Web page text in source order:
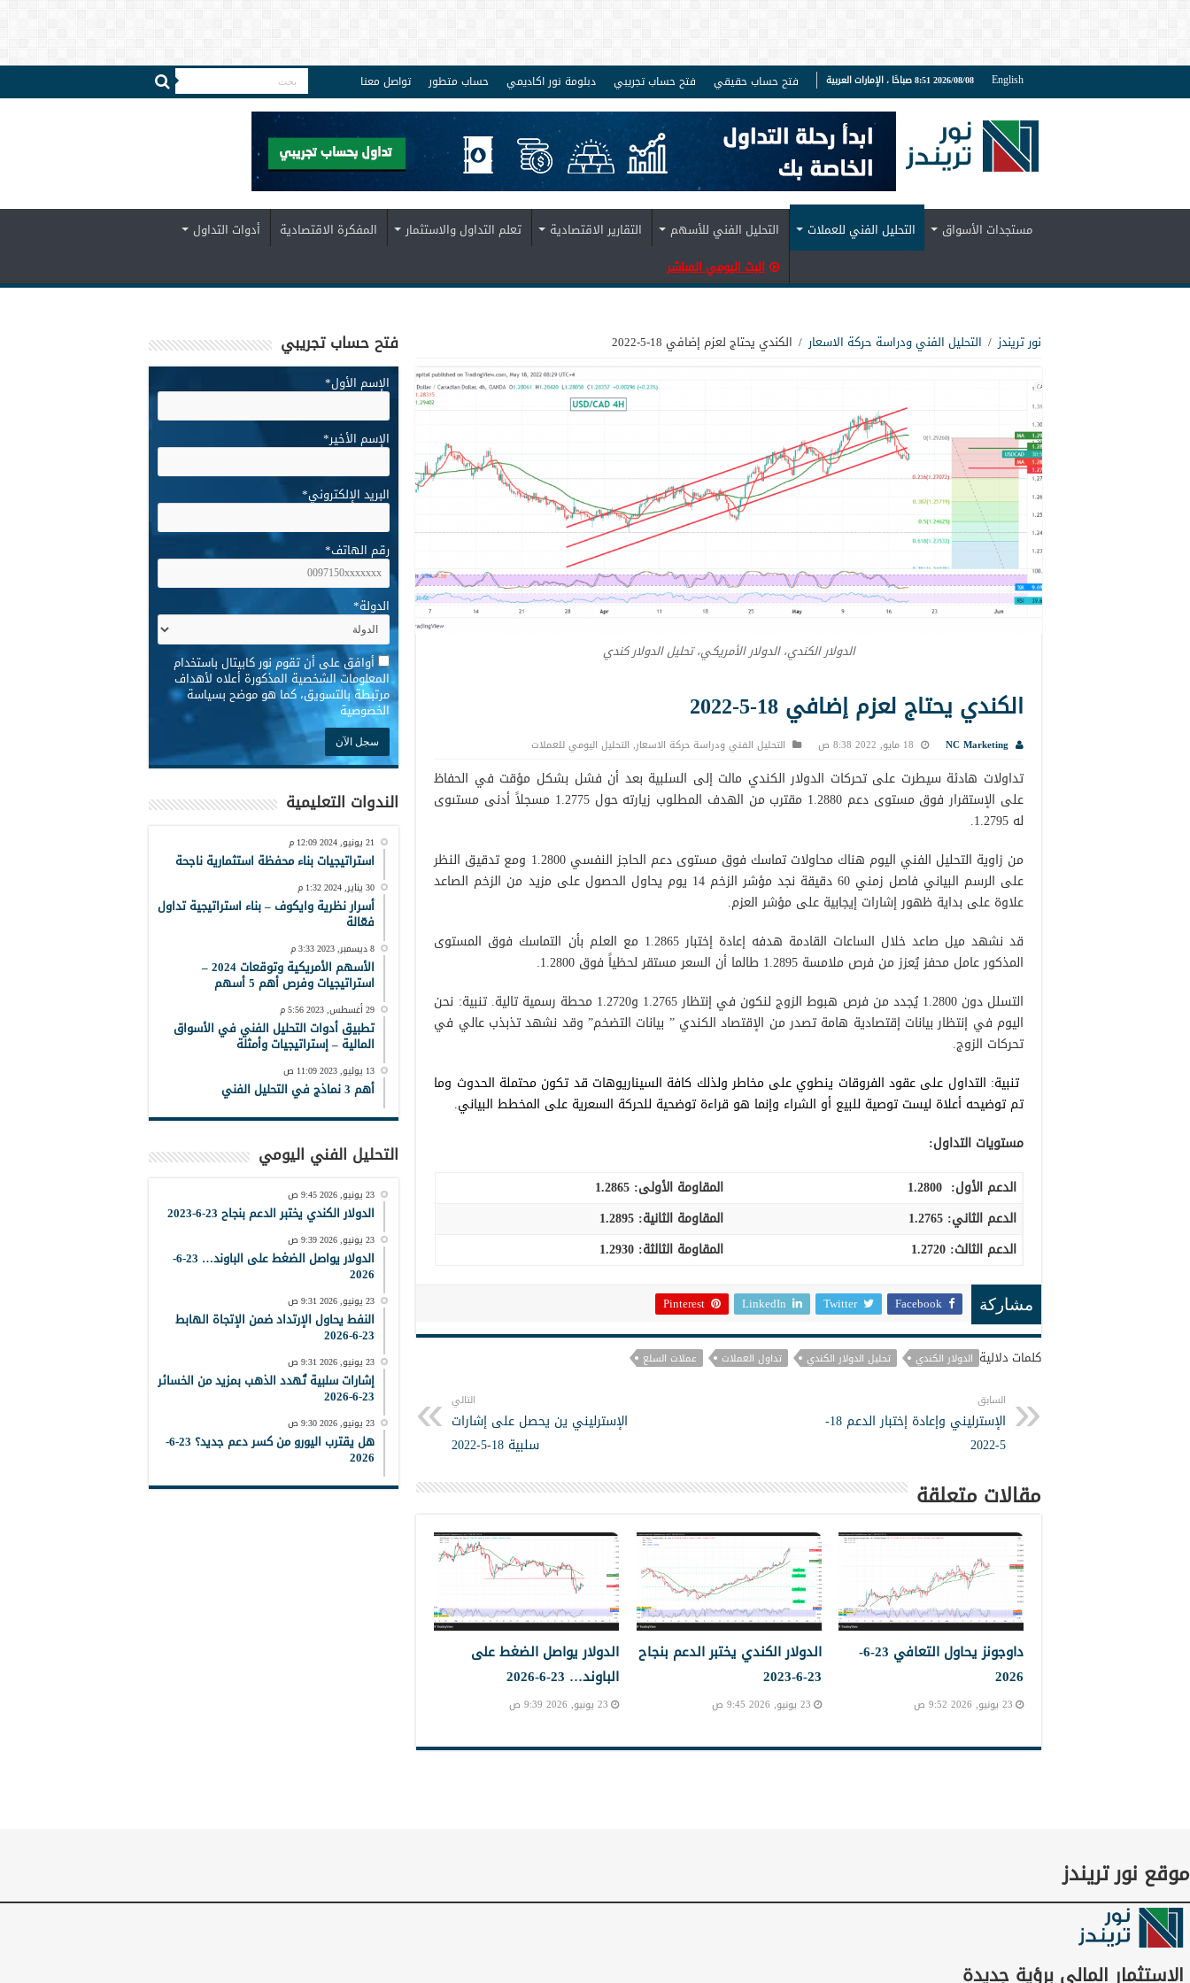
English 2026/08/08 8:51 صباحًا ، الإمارات العربية فتح حساب حقيقي فتح حساب تجريبي دبلومة نور اكاديمي حساب متطور تواصل معنا
مستجدات الأسواق التحليل الفني للعملات التحليل الفني للأسهم التقارير الاقتصادية تعلم التداول والاستثمار المفكرة الاقتصادية
أدوات التداول
البث اليومي المباشر
نور تريندز / التحليل الفني ودراسة حركة الاسعار / الكندي يحتاج لعزم إضافي 18-5-2022
الدولار الكندي، الدولار الأمريكي، تحليل الدولار كندي
الكندي يحتاج لعزم إضافي 18-5-2022
NC Marketing 18 مايو, 2022 8:38 ص التحليل الفني ودراسة حركة الاسعار, التحليل اليومي للعملات
تداولات هادئة سيطرت على تحركات الدولار الكندي مالت إلى السلبية بعد أن فشل بشكل مؤقت في الحفاظ
على الإستقرار فوق مستوى دعم 1.2880 مقترب من الهدف المطلوب زيارته حول 1.2775 مسجلاً أدنى مستىوى
له 1.2795.
من زاوية التحليل الفني اليوم هناك محاولات تماسك فوق مستوى دعم الحاجز النفسي 1.2800 ومع تدقيق النظر
على الرسم البياني فاصل زمني 60 دقيقة نجد مؤشر الزخم 14 يوم يحاول الحصول على مزيد من الزخم الصاعد
علاوة على بداية ظهور إشارات إيجابية على مؤشر العزم.
قد نشهد ميل صاعد خلال الساعات القادمة هدفه إعادة إختبار 1.2865 مع العلم بأن التماسك فوق المستوى
المذكور عامل محفز يُعزز من فرص ملامسة 1.2895 طالما أن السعر مستقر لحظياً فوق 1.2800.
التسلل دون 1.2800 يُجدد من فرص هبوط الزوج لنكون في إنتظار 1.2765 و1.2720 محطة رسمية تالية. تنبية: نحن
اليوم في إنتظار بيانات إقتصادية هامة تصدر من الإقتصاد الكندي ” بيانات التضخم” وقد نشهد تذبذب عالي في
تحركات الزوج.
تنبية: التداول على عقود الفروقات ينطوي على مخاطر ولذلك كافة السيناريوهات قد تكون محتملة الحدوث وما
تم توضيحه أعلاة ليست توصية للبيع أو الشراء وإنما هو قراءة توضحية للحركة السعرية على المخطط البياني.
مستويات التداول:
الدعم الأول: 1.2800 المقاومة الأولى: 1.2865
الدعم الثاني: 1.2765 المقاومة الثانية: 1.2895
الدعم الثالث: المقاومة الثالثة: 1.2930
مشاركة Facebook
Twitter
LinkedIn
Pinterest
كلمات دلالية الدولار الكندي تحليل الدولار الكندي تداول العملات عملات السلع
السابق
الإسترليني وإعادة إختبار الدعم 18-
5-2022
التالي
الإسترليني ين يحصل على إشارات
سلبية 18-5-2022
مقالات متعلقة
داوجونز يحاول التعافي 23-6-
2026
23 يونيو, 2026 9:52 ص
الدولار الكندي يختبر الدعم بنجاح
23-6-2023
23 يونيو, 2026 9:45 ص
الدولار يواصل الضغط على
الباوند… 23-6-2026
23 يونيو, 2026 9:39 ص
فتح حساب تجريبي
الإسم الأول*
الإسم الأخير*
البريد الإلكتروني*
رقم الهاتف*
الدولة*
* أوافق على أن تقوم نور كابيتال باستخدام
المعلومات الشخصية المذكورة أعلاه لأهداف
مرتبطة بالتسويق، كما هو موضح بسياسة
الخصوصية
الندوات التعليمية
21 يونيو, 2024 12:09 م
استراتيجيات بناء محفظة استثمارية ناجحة
30 يناير, 2024 1:32 م
أسرار نظرية وايكوف – بناء استراتيجية تداول
فعّالة
8 ديسمبر, 2023 3:33 م
الأسهم الأمريكية وتوقعات 2024 –
استراتيجيات وفرص أهم 5 أسهم
29 أغسطس, 2023 5:56 م
تطبيق أدوات التحليل الفني في الأسواق
المالية – إستراتيجيات وأمثلة
13 يوليو, 2023 11:09 ص
أهم 3 نماذج في التحليل الفني
التحليل الفني اليومي
23 يونيو, 2026 9:45 ص
الدولار الكندي يختبر الدعم بنجاح 23-6-2023
23 يونيو, 2026 9:39 ص
الدولار يواصل الضغط على الباوند… 23-6-
2026
23 يونيو, 2026 9:31 ص
النفط يحاول الإرتداد ضمن الإتجاة الهابط
23-6-2026
23 يونيو, 2026 9:31 ص
إشارات سلبية تُهدد الذهب بمزيد من الخسائر
23-6-2026
23 يونيو, 2026 9:30 ص
هل يقترب اليورو من كسر دعم جديد؟ 23-6-
2026
موقع نور تريندز
الاستثمار المالي برؤية جديدة